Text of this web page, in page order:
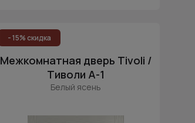
- 15% скидка
Межкомнатная дверь Tivoli /
Тиволи А-1
Белый ясень